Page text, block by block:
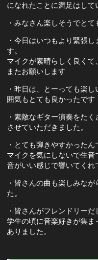
になれたことに満足はして
・みなさん楽しそうでとて
・今日はいつもより緊張
す。
マイクが素晴らしく良くて
またお願いします
・昨日は、とーっても楽
囲気もとても良かったです
・素敵なギター演奏をた
させていただきました。
・とても弾きやすかったん
マイクを気にしないで生音
音がいい感じで響いてくれ
・皆さんの曲も楽しみな
た。
・皆さんがフレンドリーだ
学生の頃に音楽好きが集
ありました。